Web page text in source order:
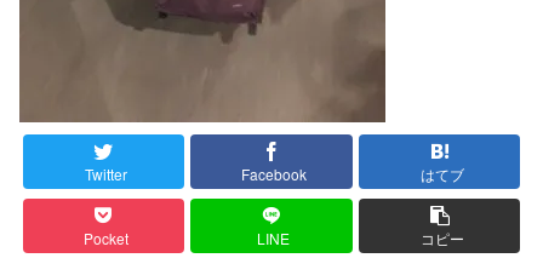
Twitter Facebook はてブ
Pocket LINE コピー